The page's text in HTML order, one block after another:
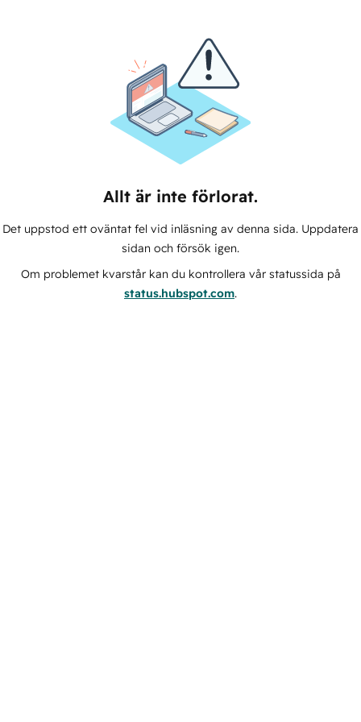
Allt är inte förlorat.
Det uppstod ett oväntat fel vid inläsning av denna sida. Uppdatera
sidan och försök igen.
Om problemet kvarstår kan du kontrollera vår statussida på
status.hubspot.com.